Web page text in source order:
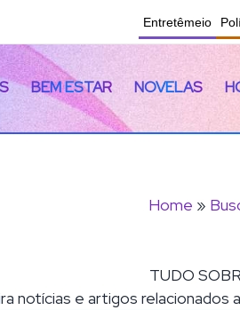
Entretêmeio
BEM ESTAR NOVELAS
Home »
TUDO
notícias e artigos relacionados